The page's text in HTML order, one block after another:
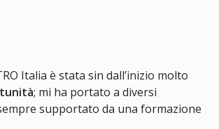
Italia è stata sin dall’inizio molto
; mi ha portato a diversi
supportato da una formazione